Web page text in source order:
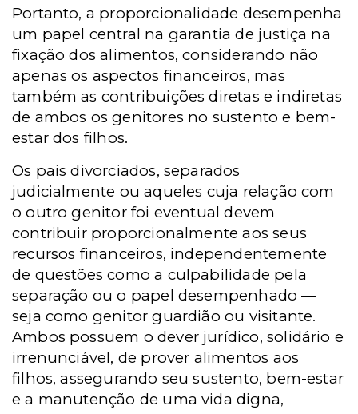
Portanto, a proporcionalidade desempenha
um papel central na garantia de justiça na
fixação dos alimentos, considerando não
apenas os aspectos financeiros, mas
também as contribuições diretas e indiretas
de ambos os genitores no sustento e bem-
estar dos filhos.
Os pais divorciados, separados
judicialmente ou aqueles cuja relação com
o outro genitor foi eventual devem
contribuir proporcionalmente aos seus
recursos financeiros, independentemente
de questões como a culpabilidade pela
separação ou o papel desempenhado —
seja como genitor guardião ou visitante.
Ambos possuem o dever jurídico, solidário e
irrenunciável, de prover alimentos aos
filhos, assegurando seu sustento, bem-estar
e a manutenção de uma vida digna,